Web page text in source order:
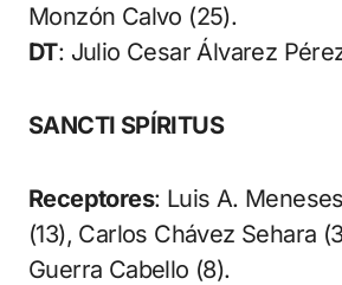
Monzón Calvo (25).
DT: Julio Cesar Álvarez
SANCTI SPÍRITUS
Receptores: Luis A.
(13), Carlos Chávez Sehara
Guerra Cabello (8).